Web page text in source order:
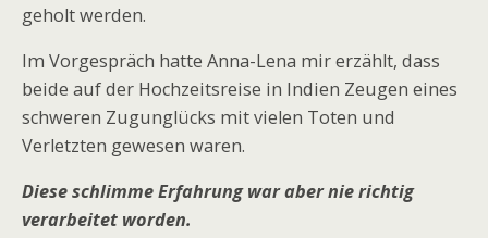
geholt werden.
Im Vorgespräch hatte Anna-Lena mir erzählt, dass
beide auf der Hochzeitsreise in Indien Zeugen eines
schweren Zugunglücks mit vielen Toten und
Verletzten gewesen waren.
Diese schlimme Erfahrung war aber nie richtig
verarbeitet worden.